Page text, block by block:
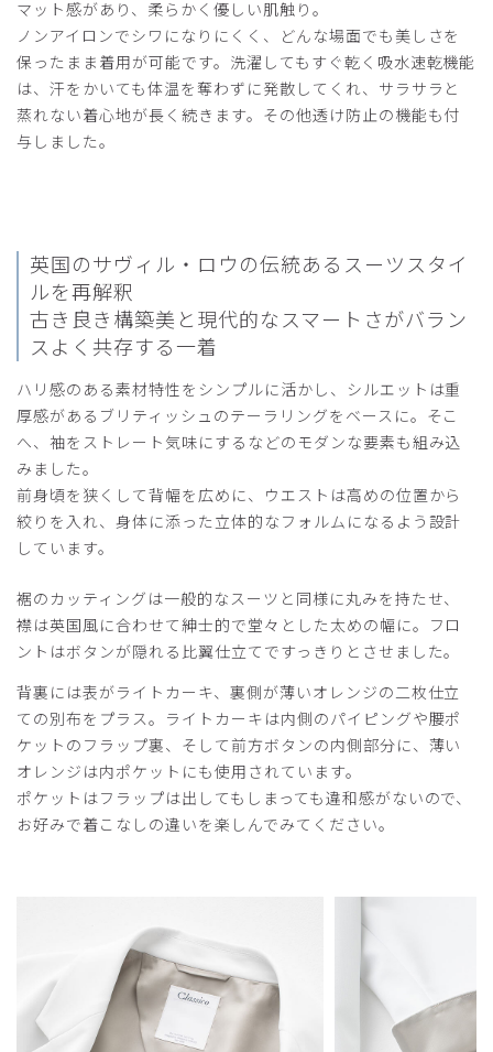
ご購入者様
購入確認済み
2025-10-25
年齢:30代 身長:176-180cm 体重:81-85kg
サイズもぴったりで、着心地も良く大満足です。
役に立った
ご購入者様
購入確認済み
2025-05-11
年齢:70代
ライトジャージジャゲット白衣
Mサイズで前ボタンが止まらなかった。
商品：C05メンズ白衣:ライトジャージージャケット/
白/M
ご購入者様
購入確認済み
C05メンズ白衣:ライトジャージージャケット/
役に立った 0
マット感があり、柔らかく優しい肌触り。
ノンアイロンでシワになりにくく、どんな場面でも美しさを
保ったまま着用が可能です。洗濯してもすぐ乾く吸水速乾機能
は、汗をかいても体温を奪わずに発散してくれ、サラサラと
蒸れない着心地が長く続きます。その他透け防止の機能も付
与しました。
英国のサヴィル・ロウの伝統あるスーツスタイ
ルを再解釈
古き良き構築美と現代的なスマートさがバラン
スよく共存する一着
ハリ感のある素材特性をシンプルに活かし、シルエットは重
厚感があるブリティッシュのテーラリングをベースに。そこ
へ、袖をストレート気味にするなどのモダンな要素も組み込
みました。
前身頃を狭くして背幅を広めに、ウエストは高めの位置から
絞りを入れ、身体に添った立体的なフォルムになるよう設計
しています。
裾のカッティングは一般的なスーツと同様に丸みを持たせ、
襟は英国風に合わせて紳士的で堂々とした太めの幅に。フロ
ントはボタンが隠れる比翼仕立てですっきりとさせました。
背裏には表がライトカーキ、裏側が薄いオレンジの二枚仕立
ての別布をプラス。ライトカーキは内側のパイピングや腰ポ
ケットのフラップ裏、そして前方ボタンの内側部分に、薄い
オレンジは内ポケットにも使用されています。
ポケットはフラップは出してもしまっても違和感がないので、
お好みで着こなしの違いを楽しんでみてください。